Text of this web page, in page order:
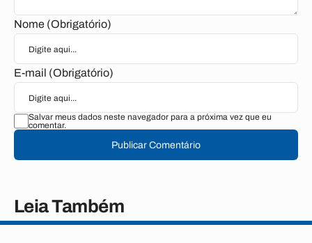
Nome (Obrigatório)
E-mail (Obrigatório)
Salvar meus dados neste navegador para a próxima vez que eu
comentar.
Publicar Comentário
Leia Também